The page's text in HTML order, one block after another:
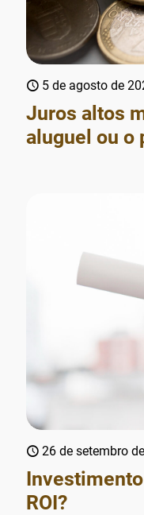
5 de agosto de
Juros altos
aluguel ou o
26 de setembro
ROI?